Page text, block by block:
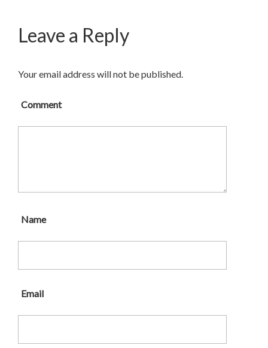
Leave a Reply
Your email address will not be published.
Comment
Name
Email